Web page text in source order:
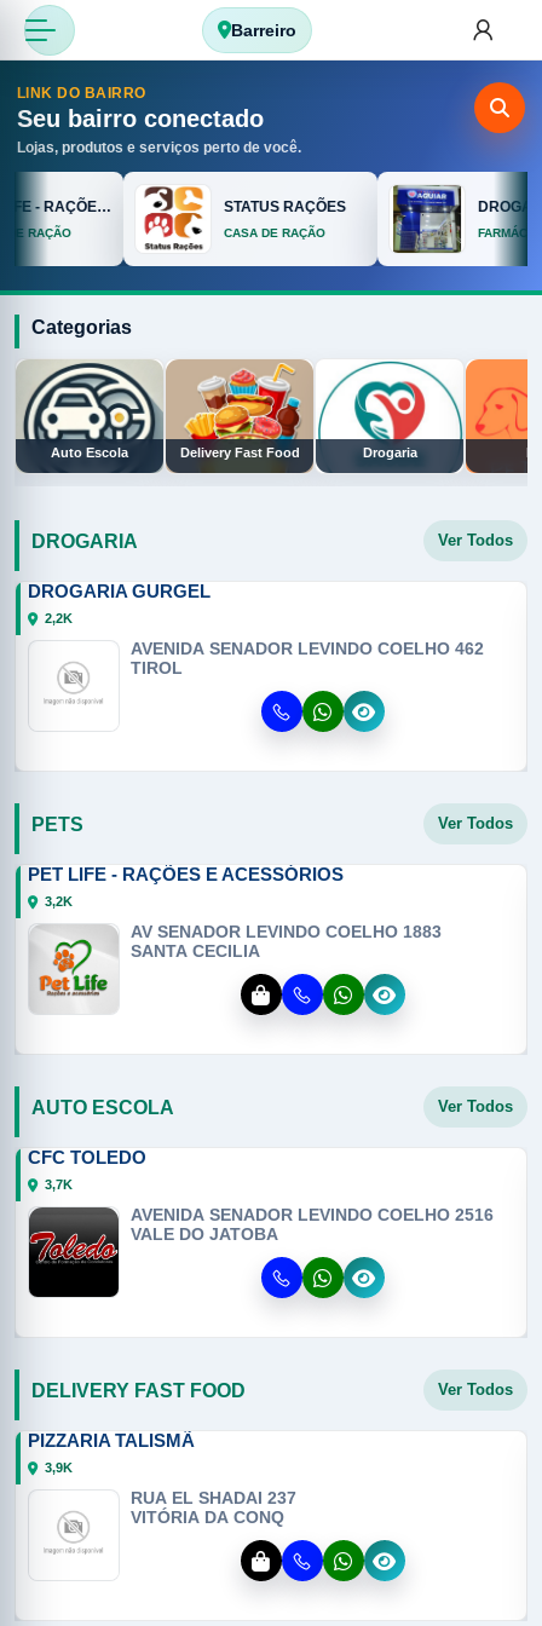
Barreiro
LINK DO BAIRRO
Seu bairro conectado
Lojas, produtos e serviços perto de você.
PET LIFE - RAÇÕES E ACESSÓRIOS
RAÇÃO
STATUS RAÇÕES
CASA DE RAÇÃO FARMÁCIA/
Categorias
Auto Escola Delivery Fast Food Drogaria
DROGARIA Ver Todos
DROGARIA GURGEL
2,2K
AVENIDA SENADOR LEVINDO COELHO 462
TIROL
PETS Ver Todos
PET LIFE - RAÇÕES E ACESSÓRIOS
3,2K
AV SENADOR LEVINDO COELHO 1883
SANTA CECILIA
AUTO ESCOLA Ver Todos
CFC TOLEDO
3,7K
AVENIDA SENADOR LEVINDO COELHO 2516
VALE DO JATOBA
DELIVERY FAST FOOD Ver Todos
PIZZARIA TALISMÃ
3,9K
RUA EL SHADAI 237
VITÓRIA DA CONQ